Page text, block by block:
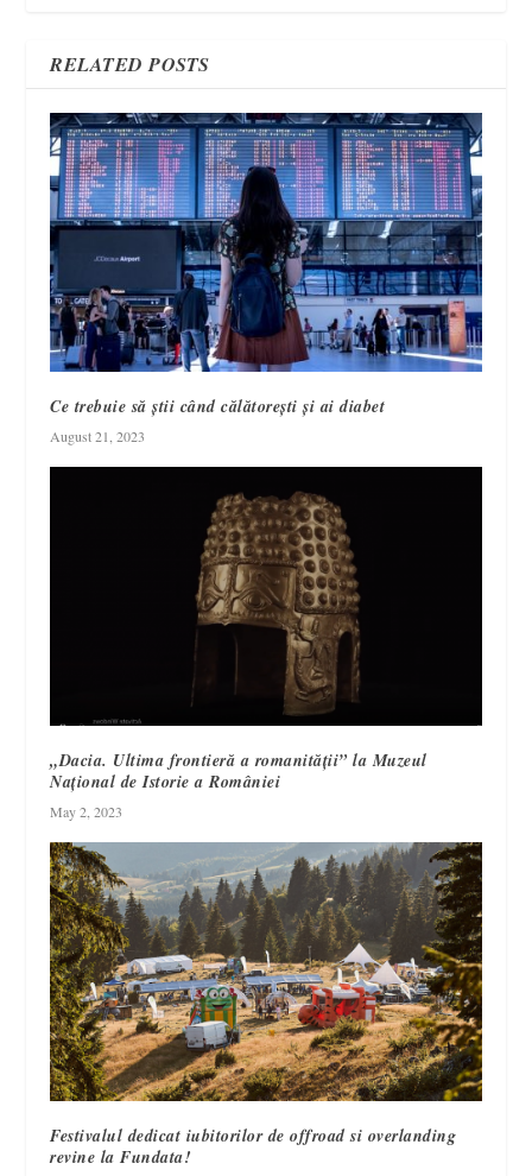
RELATED POSTS
Ce trebuie să știi când călătorești și ai diabet
August 21, 2023
„Dacia. Ultima frontieră a romanității” la Muzeul
Național de Istorie a României
May 2, 2023
Festivalul dedicat iubitorilor de offroad si overlanding
revine la Fundata!